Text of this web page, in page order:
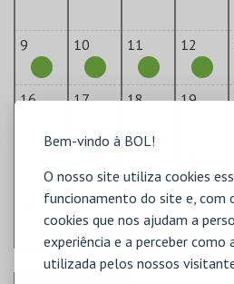
Bem-vindo à BOL!
O nosso site utiliza cookies
funcionamento do site e, com
cookies que nos ajudam a
experiência e a perceber
utilizada pelos nossos
9 10 11 12
16 17 18 19
31 1 2